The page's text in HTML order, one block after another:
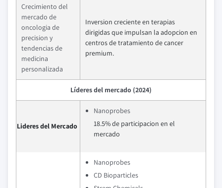
Crecimiento del
mercado de
oncologia de
precision y
tendencias de
medicina
personalizada
Inversion creciente en terapias
dirigidas que impulsan la adopcion en
centros de tratamiento de cancer
premium.
Líderes del mercado (2024)
Lideres del Mercado
Nanoprobes
18.5% de participacion en el
mercado
Nanoprobes
CD Bioparticles